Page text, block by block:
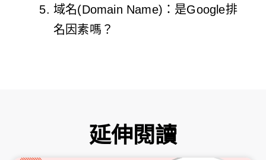
域名(Domain Name)：是Google排
名因素嗎？
延伸閱讀